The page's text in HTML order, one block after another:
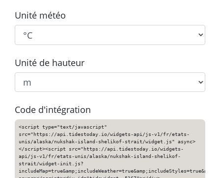
Unité météo
Unité de hauteur
Code d'intégration
<script type="text/javascript"
src="https://api.tidestoday.io/widgets-api/js-v1/fr/etats-
unis/alaska/nukshak-island-shelikof-strait/widget.js" async>
</script><script src="https://api.tidestoday.io/widgets-
api/js-v1/fr/etats-unis/alaska/nukshak-island-shelikof-
strait/widget-init.js?